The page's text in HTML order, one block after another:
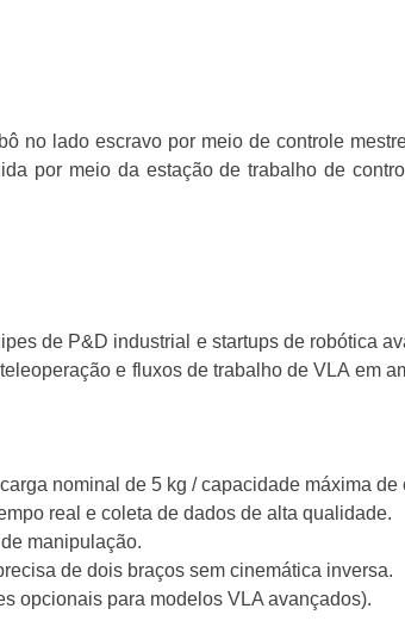
no lado escravo por meio de controle
por meio da estação de trabalho de
de P&D industrial e startups de robótica
e fluxos de trabalho de VLA em
nominal de 5 kg / capacidade máxima de
real e coleta de dados de alta qualidade.
manipulação.
de dois braços sem cinemática inversa.
opcionais para modelos VLA avançados).